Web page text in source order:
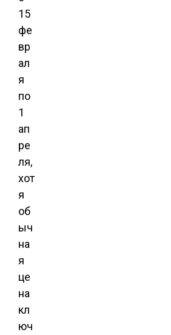
15
фе
вр
ал
я
по
1
ап
ре
ля,
хот
я
об
ыч
на
я
це
на
кл
юч